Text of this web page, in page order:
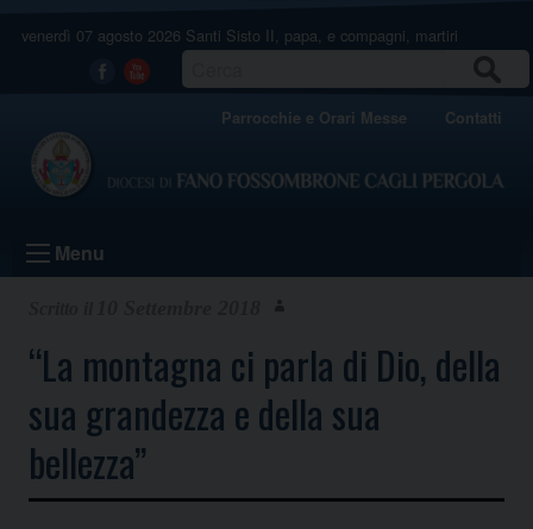
venerdì 07 agosto 2026 Santi Sisto II, papa, e compagni, martiri
Facebook
Youtube
Parrocchie e Orari Messe Contatti
Menu
“La montagna ci parla di Dio, della
sua grandezza e della sua
bellezza”